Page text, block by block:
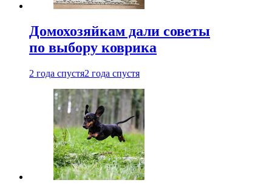
Домохозяйкам дали советы
по выбору коврика
2 года спустя2 года спустя